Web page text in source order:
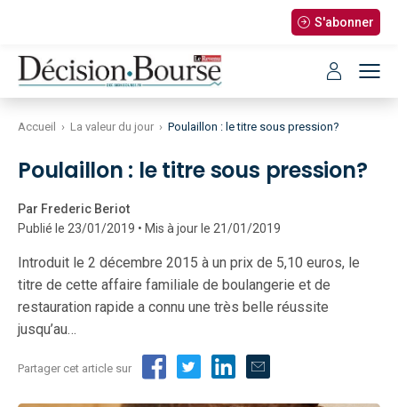
S'abonner
Accueil › La valeur du jour › Poulaillon : le titre sous pression?
Poulaillon : le titre sous pression?
Par Frederic Beriot
Publié le 23/01/2019 • Mis à jour le 21/01/2019
Introduit le 2 décembre 2015 à un prix de 5,10 euros, le
titre de cette affaire familiale de boulangerie et de
restauration rapide a connu une très belle réussite
jusqu’au…
Partager cet article sur